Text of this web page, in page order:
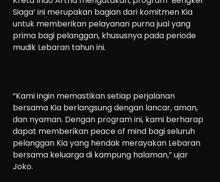
Siaga’ ini merupakan bagian dari komitmen Kia
untuk memberikan pelayanan purna jual yang
prima bagi pelanggan, khususnya pada periode
mudik Lebaran tahun ini.
“Kami ingin memastikan setiap perjalanan
bersama Kia berlangsung dengan lancar, aman,
dan nyaman. Dengan program ini, kami berharap
dapat memberikan peace of mind bagi seluruh
pelanggan Kia yang hendak merayakan Lebaran
bersama keluarga di kampung halaman,” ujar
Joko.